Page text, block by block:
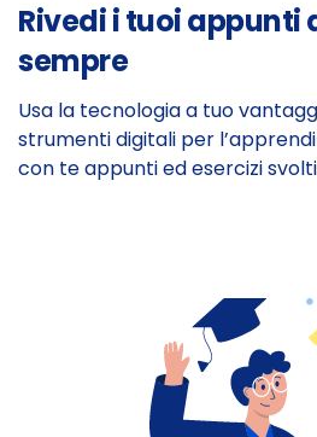
Rivedi i tuoi appunti
sempre
Usa la tecnologia a tuo
strumenti digitali per
con te appunti ed esercizi